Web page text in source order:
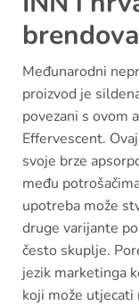
brendova
Međunarodni
proizvod je
povezani s ovom
Effervescent.
svoje brze
među
upotreba može
druge varijante
često skuplje.
jezik marketinga
koji može utjecati